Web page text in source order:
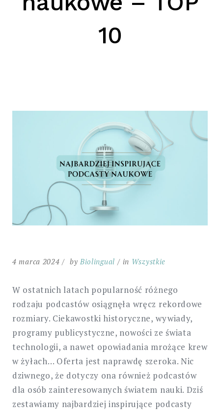
SZUKAJ
10
4 marca 2024 by Biolingual in Wszystkie
W ostatnich latach popularność różnego
rodzaju podcastów osiągnęła wręcz rekordowe
rozmiary. Ciekawostki historyczne, wywiady,
programy publicystyczne, nowości ze świata
technologii, a nawet opowiadania mrożące krew
w żyłach… Oferta jest naprawdę szeroka. Nic
dziwnego, że dotyczy ona również podcastów
dla osób zainteresowanych światem nauki. Dziś
zestawiamy najbardziej inspirujące podcasty